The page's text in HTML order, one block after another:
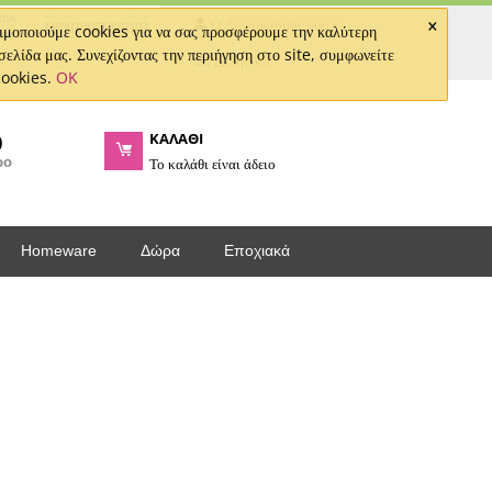
×
cookies για να σας προσφέρουμε την καλύτερη
μας. Συνεχίζοντας την περιήγηση στο site, συμφωνείτε
OK
Ο Λογαριασμός μου
Ελληνικά
ΚΑΛΑΘΙ
Το καλάθι είναι άδειο
Homeware Δώρα Εποχιακά